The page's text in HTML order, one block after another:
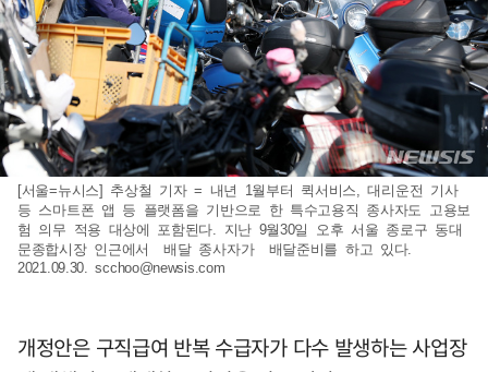
[서울=뉴시스] 추상철 기자 = 내년 1월부터 퀵서비스, 대리운전 기사
등 스마트폰 앱 등 플랫폼을 기반으로 한 특수고용직 종사자도 고용보
험 의무 적용 대상에 포함된다. 지난 9월30일 오후 서울 종로구 동대
문종합시장 인근에서 배달 종사자가 배달준비를 하고 있다.
2021.09.30.scchoo@newsis.com
개정안은 구직급여 반복 수급자가 다수 발생하는 사업장